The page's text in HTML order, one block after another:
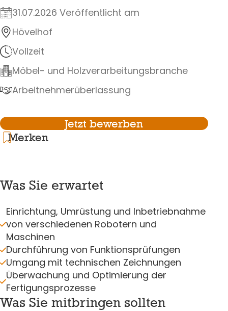
31.07.2026 Veröffentlicht am
Hövelhof
Vollzeit
Möbel- und Holzverarbeitungsbranche
Arbeitnehmerüberlassung
Jetzt bewerben
Merken
Was Sie erwartet
Einrichtung, Umrüstung und Inbetriebnahme
von verschiedenen Robotern und
Maschinen
Durchführung von Funktionsprüfungen
Umgang mit technischen Zeichnungen
Überwachung und Optimierung der
Fertigungsprozesse
Was Sie mitbringen sollten